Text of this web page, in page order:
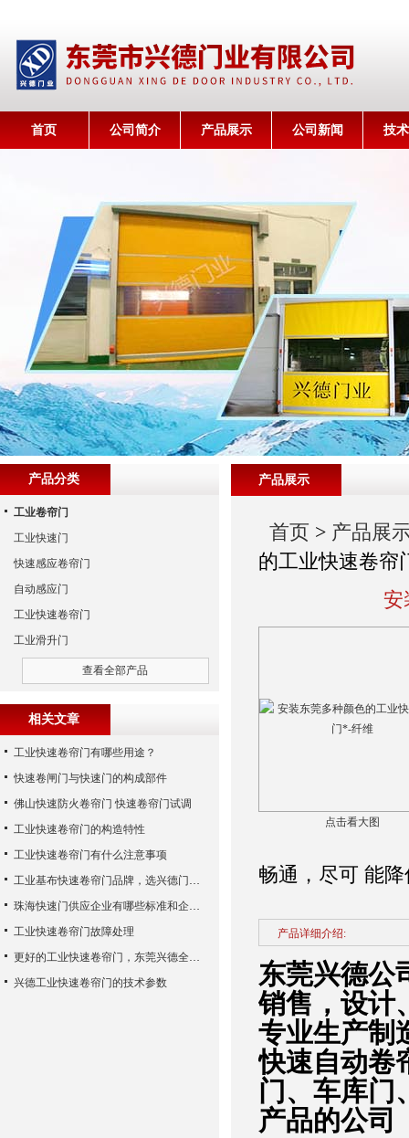
首页 公司简介 产品展示 公司新闻 技
产品展示
首页 > 产品展
的工业快速卷帘
安
点击看大图
畅通，尽可 能
产品详细介绍:
东莞兴德公
销售，设计
专业生产制
快速自动卷
门、车库门
产品的公司
产品分类
工业卷帘门
工业快速门
快速感应卷帘门
自动感应门
工业快速卷帘门
工业滑升门
查看全部产品
相关文章
工业快速卷帘门有哪些用途？
快速卷闸门与快速门的构成部件
佛山快速防火卷帘门 快速卷帘门试调
工业快速卷帘门的构造特性
工业快速卷帘门有什么注意事项
工业基布快速卷帘门品牌，选兴德门业快速门
珠海快速门供应企业有哪些标准和企业文化？
工业快速卷帘门故障处理
更好的工业快速卷帘门，东莞兴德全套方案
兴德工业快速卷帘门的技术参数